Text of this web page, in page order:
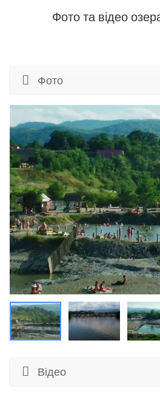
Фото та відео
Фото
Відео